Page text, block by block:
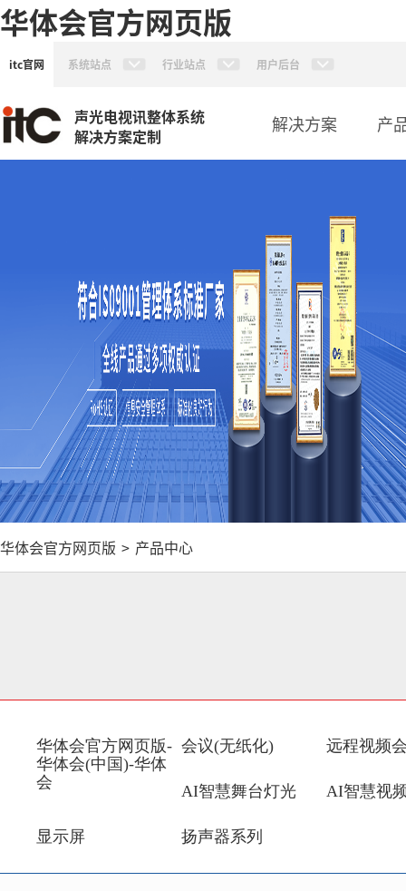
华体会官方网页版
itc官网 系统站点 行业站点 用户后台
声光电视讯整体系统
解决方案定制
解决方案 产
华体会官方网页版 > 产品中心
华体会官方网页版-
华体会(中国)-华体
会
会议(无纸化) 远程视频
AI智慧舞台灯光 AI智慧视
显示屏 扬声器系列